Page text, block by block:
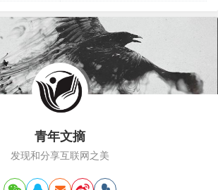
冲锋，身边无数人在倒下，也…
青年文摘
发现和分享互联网之美